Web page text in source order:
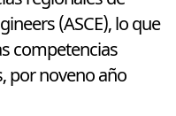
(ASCE), lo que
competencias
por noveno año